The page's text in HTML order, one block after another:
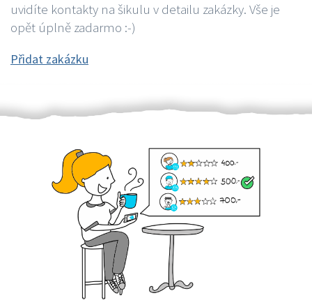
uvidíte kontakty na šikulu v detailu zakázky. Vše je
opět úplně zadarmo :-)
Přidat zakázku